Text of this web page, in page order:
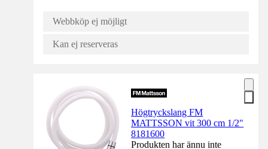
Webbköp ej möjligt
Kan ej reserveras
Högtryckslang FM
MATTSSON vit 300 cm 1/2"
8181600
Produkten har ännu inte